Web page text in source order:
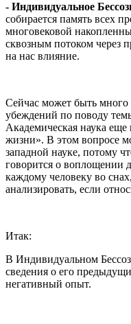
- Индивидуальное
собирается память всех
многовековой
сквозным потоком через
на нас влияние.
Сейчас может быть
убеждений по поводу
Академическая наука
жизни». В этом вопросе
западной науке, потому
говорится о воплощении
каждому человеку во
анализировать, если
Итак:
В Индивидуальном
сведения о его
негативный опыт.